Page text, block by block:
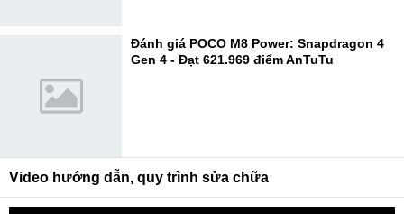
Đánh giá POCO M8 Power: Snapdragon 4
Gen 4 - Đạt 621.969 điểm AnTuTu
Video hướng dẫn, quy trình sửa chữa